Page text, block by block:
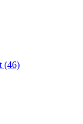
(46)